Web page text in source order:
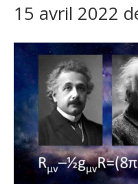
15 avril 2022